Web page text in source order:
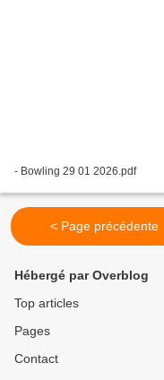
- Bowling 29 01 2026.pdf
< Page précédente
Hébergé par Overblog
Top articles
Pages
Contact